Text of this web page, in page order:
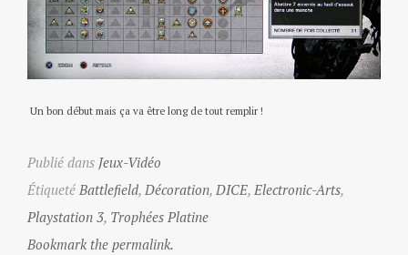
Un bon début mais ça va être long de tout remplir !
Publié dans Jeux-Vidéo
Étiqueté Battlefield, Décoration, DICE, Electronic-Arts,
Playstation 3, Trophées Platine
Bookmark the permalink.